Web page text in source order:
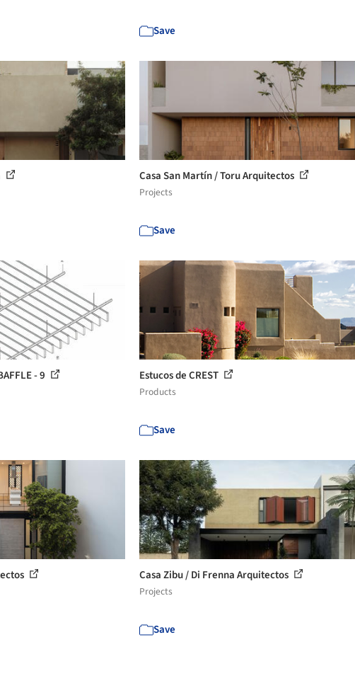
Save
Casa San Martín / Toru Arquitectos
Projects
Save
- 9 Estucos de CREST
Products
Save
Casa Zibu / Di Frenna Arquitectos
Projects
Save